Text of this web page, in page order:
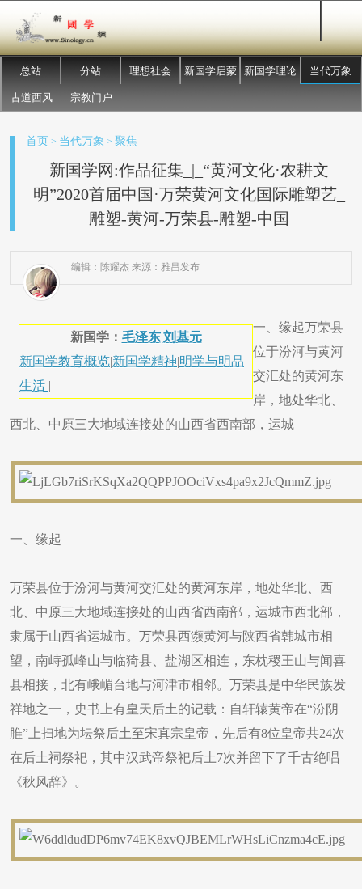
总站 分站 理想社会 新国学启蒙 新国学理论 当代万象
古道西风 宗教门户
首页 > 当代万象 > 聚焦
新国学网:作品征集_|_“黄河文化·农耕文
明”2020首届中国·万荣黄河文化国际雕塑艺_
雕塑-黄河-万荣县-雕塑-中国
编辑：陈耀杰 来源：雅昌发布
新国学： 毛泽东|刘基元
新国学教育概览|新国学精神|明学与明品
生活 |
一、缘起万荣县
位于汾河与黄河
交汇处的黄河东
岸，地处华北、
西北、中原三大地域连接处的山西省西南部，运城
一、缘起
万荣县位于汾河与黄河交汇处的黄河东岸，地处华北、西
北、中原三大地域连接处的山西省西南部，运城市西北部，
隶属于山西省运城市。万荣县西濒黄河与陕西省韩城市相
望，南峙孤峰山与临猗县、盐湖区相连，东枕稷王山与闻喜
县相接，北有峨嵋台地与河津市相邻。万荣县是中华民族发
祥地之一，史书上有皇天后土的记载：自轩辕黄帝在“汾阴
脽”上扫地为坛祭后土至宋真宗皇帝，先后有8位皇帝共24次
在后土祠祭祀，其中汉武帝祭祀后土7次并留下了千古绝唱
《秋风辞》。